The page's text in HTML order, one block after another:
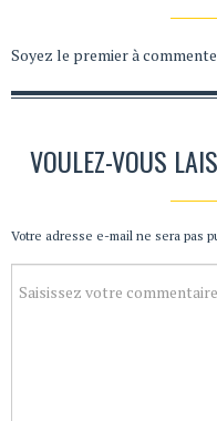
Soyez le premier à
VOULEZ-VOUS
Votre adresse e-mail ne sera pas